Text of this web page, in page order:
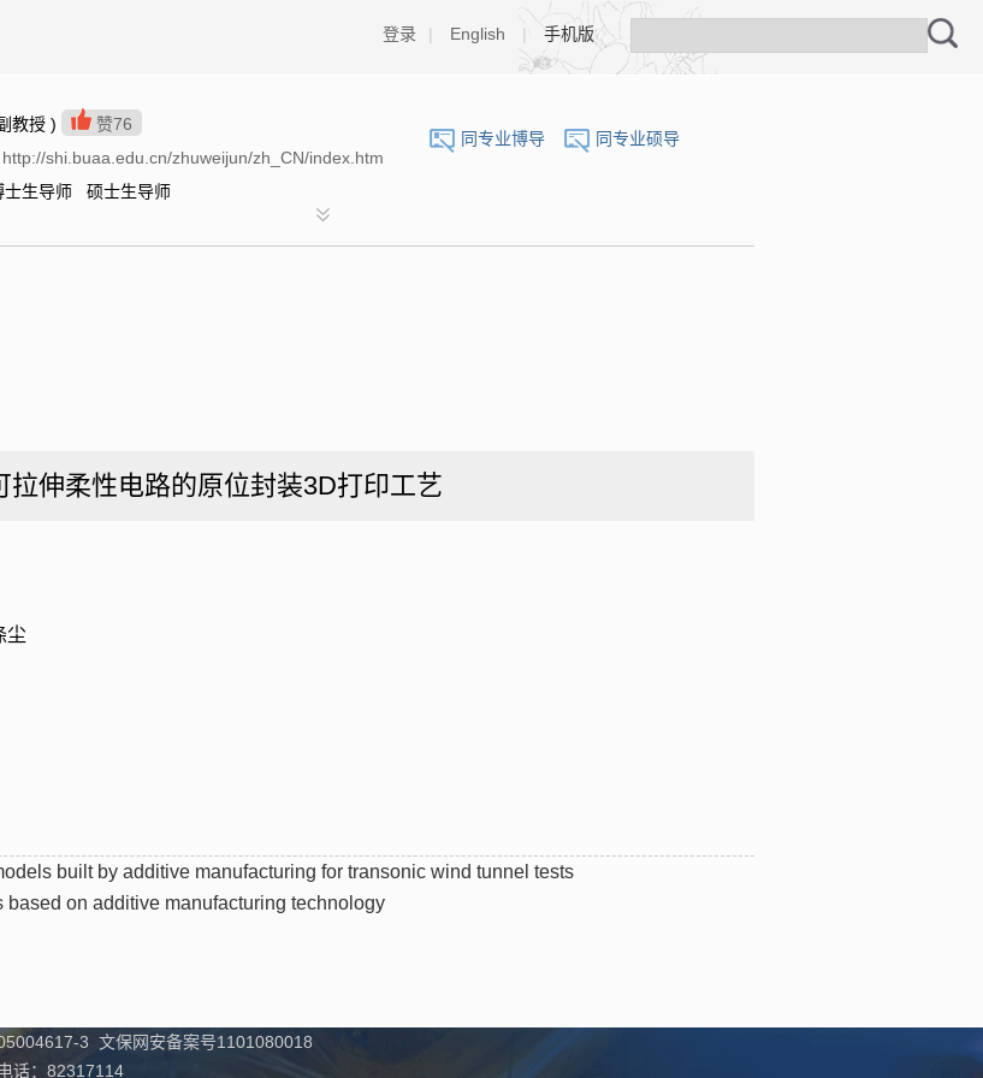
登录 | English | 手机版
同专业博导 同专业硕导
教授 ) 赞76
shi.buaa.edu.cn/zhuweijun/zh_CN/index.htm
生导师 硕士生导师
拉伸柔性电路的原位封装3D打印工艺
尘
built by additive manufacturing for transonic wind tunnel tests
based on additive manufacturing technology
3 文保网安备案号1101080018
话：82317114